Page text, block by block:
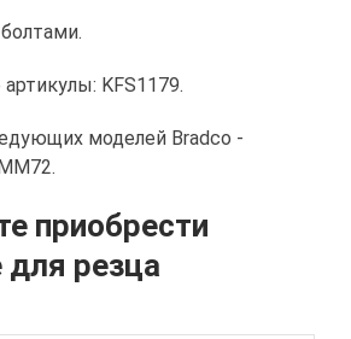
KFS1179.
моделей Bradco -
приобрести
для резца